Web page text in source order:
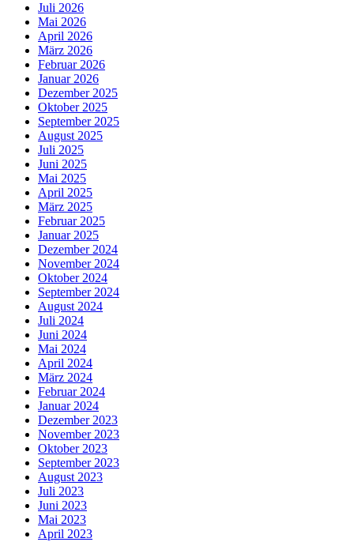
Juli 2026
Mai 2026
April 2026
März 2026
Februar 2026
Januar 2026
Dezember 2025
Oktober 2025
September 2025
August 2025
Juli 2025
Juni 2025
Mai 2025
April 2025
März 2025
Februar 2025
Januar 2025
Dezember 2024
November 2024
Oktober 2024
September 2024
August 2024
Juli 2024
Juni 2024
Mai 2024
April 2024
März 2024
Februar 2024
Januar 2024
Dezember 2023
November 2023
Oktober 2023
September 2023
August 2023
Juli 2023
Juni 2023
Mai 2023
April 2023